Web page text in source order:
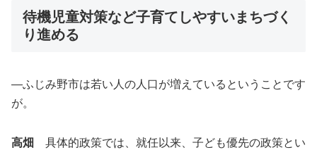
待機児童対策など子育てしやすいまちづく
り進める
―ふじみ野市は若い人の人口が増えているということです
が。
高畑
具体的政策では、就任以来、子ども優先の政策とい